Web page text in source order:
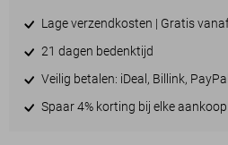
Lage verzendkosten | Gratis
21 dagen bedenktijd
Veilig betalen: iDeal, Billink,
Spaar 4% korting bij elke aankoop